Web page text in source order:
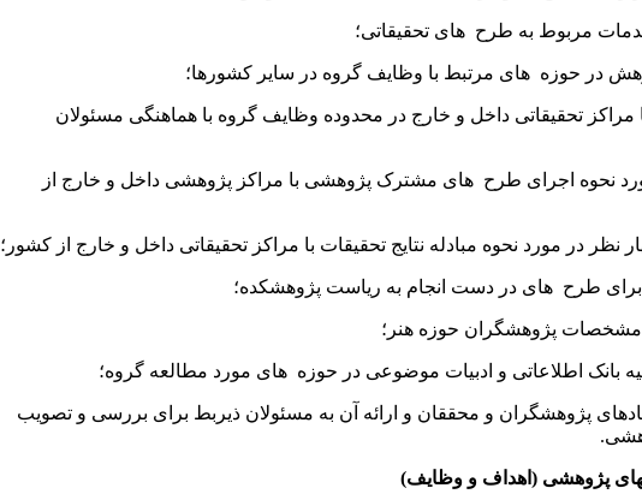
مربوط به طرح ‌ های تحقیقاتی؛
در حوزه ‌‌ های مرتبط با وظایف گروه در سایر کشورها؛
با مراکز تحقیقاتی داخل و خارج در محدوده وظایف گروه با هماهنگی مسئولان
نحوه اجرای طرح ‌ های مشترک پژوهشی با مراکز پژوهشی داخل و خارج از
نظر در مورد نحوه مبادله نتایج تحقیقات با مراکز تحقیقاتی داخل و خارج از کشور؛
برای طرح ‌ های در دست انجام به ریاست پژوهشکده؛
پژوهشگران حوزه هنر؛
بانک اطلاعاتی و ادبیات موضوعی در حوزه ‌ های مورد مطالعه گروه؛
پژوهشگران و محققان و ارائه آن به مسئولان ذیربط برای بررسی و تصویب
پژوهشی (اهداف و وظایف)